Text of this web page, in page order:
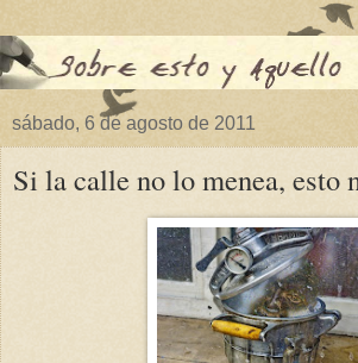
sábado, 6 de agosto de 2011
Si la calle no lo menea, esto